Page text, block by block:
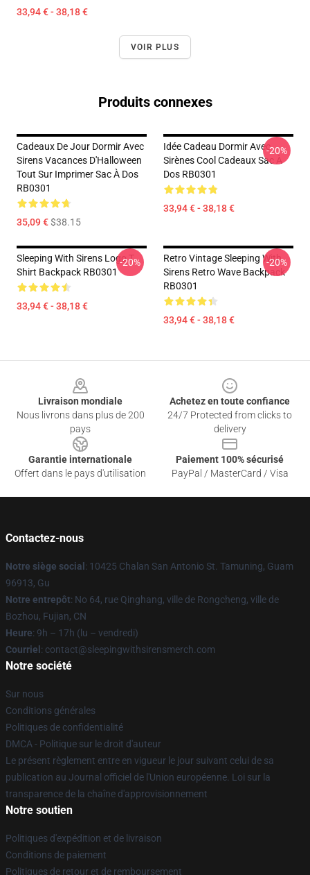
33,94 € - 38,18 €
VOIR PLUS
Produits connexes
Cadeaux De Jour Dormir Avec
Sirens Vacances D'Halloween
Tout Sur Imprimer Sac À Dos
RB0301
35,09 €$38.15
Idée Cadeau Dormir Avec
Sirènes Cool Cadeaux Sac À
Dos RB0301
33,94 € - 38,18 €
-20%
Sleeping With Sirens Logo T
Shirt Backpack RB0301
33,94 € - 38,18 €
-20%
Retro Vintage Sleeping With
Sirens Retro Wave Backpack
RB0301
33,94 € - 38,18 €
-20%
Livraison mondiale
Nous livrons dans plus de 200
pays
Achetez en toute confiance
24/7 Protected from clicks to
delivery
Garantie internationale
Offert dans le pays d'utilisation
Paiement 100% sécurisé
PayPal / MasterCard / Visa
Contactez-nous
Notre siège social : 10425 Chalan San Antonio St. Tamuning, Guam
96913, Gu
Notre entrepôt: No 64, rue Qinghang, ville de Rongcheng, ville de
Bozhou, Fujian, CN
Heure: 9h – 17h (lu – vendredi)
Courriel : contact@sleepingwithsirensmerch.com
Notre société
Sur nous
Conditions générales
Politiques de confidentialité
DMCA - Politique sur le droit d'auteur
Le présent règlement entre en vigueur le jour suivant celui de sa
publication au Journal officiel de l'Union européenne. Loi sur la
transparence de la chaîne d'approvisionnement
Notre soutien
Politiques d'expédition et de livraison
Conditions de paiement
Politiques de retour et de remboursement